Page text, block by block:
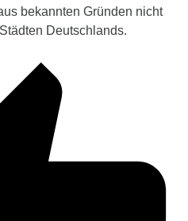
bekannten Gründen nicht
Deutschlands.